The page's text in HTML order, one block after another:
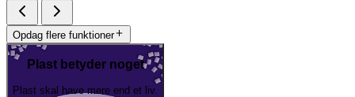
Opdag flere funktioner
Plast betyder noget
Plast skal have mere end et liv.